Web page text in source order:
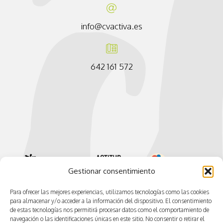
Gestionar consentimiento
Para ofrecer las mejores experiencias, utilizamos tecnologías como las cookies
para almacenar y/o acceder a la información del dispositivo. El consentimiento
de estas tecnologías nos permitirá procesar datos como el comportamiento de
navegación o las identificaciones únicas en este sitio. No consentir o retirar el
info@cvactiva.es
642 161 572